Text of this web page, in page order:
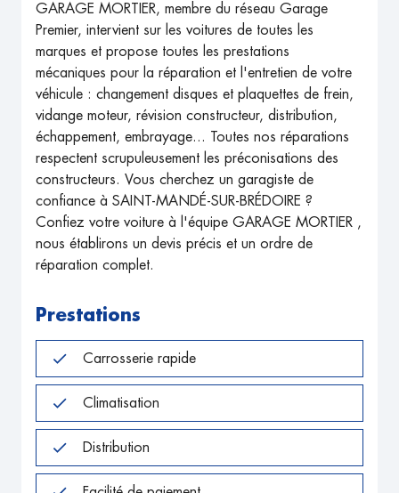
GARAGE MORTIER, membre du réseau Garage
Premier, intervient sur les voitures de toutes les
marques et propose toutes les prestations
mécaniques pour la réparation et l'entretien de votre
véhicule : changement disques et plaquettes de frein,
vidange moteur, révision constructeur, distribution,
échappement, embrayage... Toutes nos réparations
respectent scrupuleusement les préconisations des
constructeurs. Vous cherchez un garagiste de
confiance à SAINT-MANDÉ-SUR-BRÉDOIRE ?
Confiez votre voiture à l'équipe GARAGE MORTIER ,
nous établirons un devis précis et un ordre de
réparation complet.
Prestations
Carrosserie rapide
Climatisation
Distribution